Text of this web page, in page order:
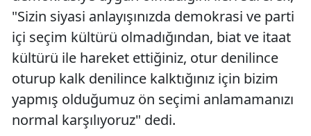
"Sizin siyasi anlayışınızda demokrasi ve parti
içi seçim kültürü olmadığından, biat ve itaat
kültürü ile hareket ettiğiniz, otur denilince
oturup kalk denilince kalktığınız için bizim
yapmış olduğumuz ön seçimi anlamamanızı
normal karşılıyoruz" dedi.